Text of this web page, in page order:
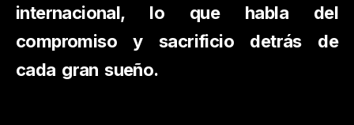
internacional, lo que habla del
compromiso y sacrificio detrás de
cada gran sueño.